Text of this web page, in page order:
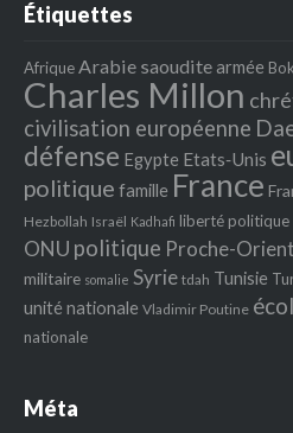
Étiquettes
AfriqueArabie saoudite armée
Charles Millon
civilisation européenne
défense Egypte Etats‐Unis
politique famille France
Hezbollah Israël Kadhafi liberté politique
ONU politique Proche-Orient
militaire somalie Syrie tdah Tunisie
unité nationale Vladimir Poutine
nationale
Méta